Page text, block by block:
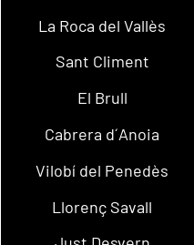
La Roca del Vallès
Sant Climent
El Brull
Cabrera d´Anoia
Vilobí del Penedès
Llorenç Savall